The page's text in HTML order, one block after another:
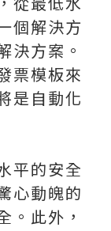
個解決方
決方案。
票模板來
是自動化
平的安全
心動魄的
。此外，